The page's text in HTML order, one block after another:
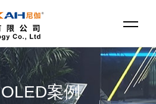
OLED案例